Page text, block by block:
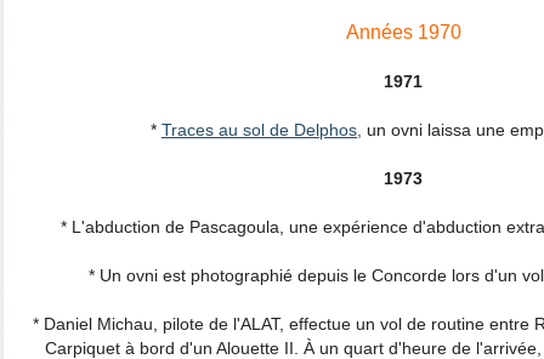
Années 1970
1971
* Traces au sol de Delphos, un ovni laissa une
1973
* L'abduction de Pascagoula, une expérience d'abduction
* Un ovni est photographié depuis le Concorde lors d'un
* Daniel Michau, pilote de l'ALAT, effectue un vol de routine entre
Carpiquet à bord d'un Alouette II. À un quart d'heure de